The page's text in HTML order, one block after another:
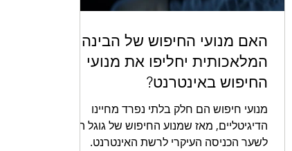
האם מנועי החיפוש של הבינה
המלאכותית יחליפו את מנועי
החיפוש באינטרנט?
מנועי חיפוש הם חלק בלתי נפרד מחיינו
הדיגיטליים, מאז שמנוע החיפוש של גוגל הפך
לשער הכניסה העיקרי לרשת האינטרנט.